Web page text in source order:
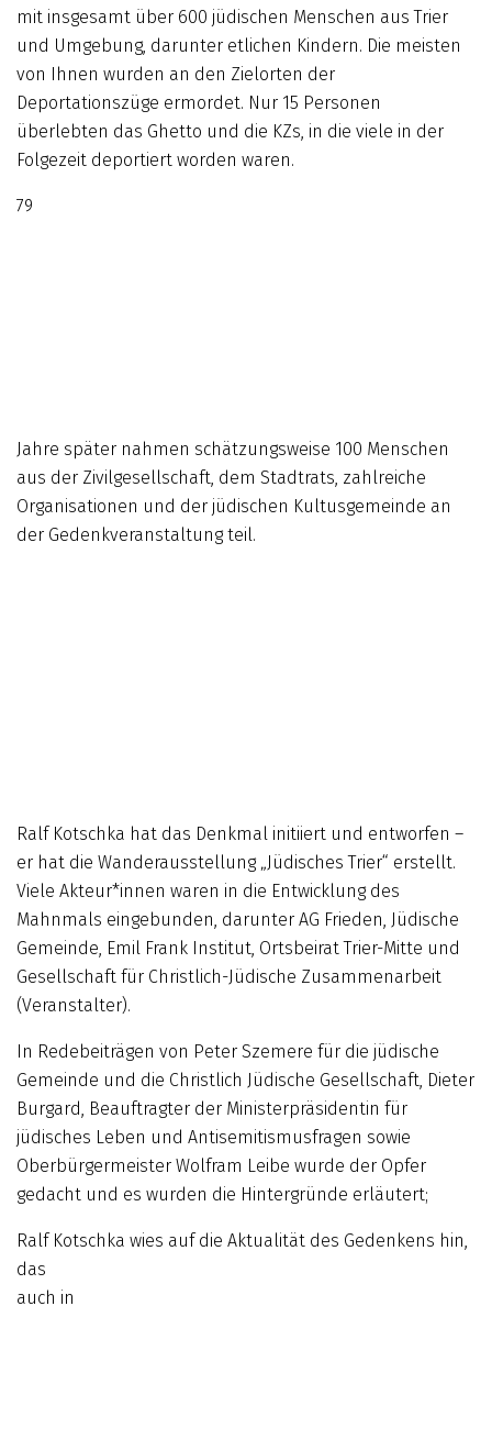
mit insgesamt über 600 jüdischen Menschen aus Trier
und Umgebung, darunter etlichen Kindern. Die meisten
von Ihnen wurden an den Zielorten der
Deportationszüge ermordet. Nur 15 Personen
überlebten das Ghetto und die KZs, in die viele in der
Folgezeit deportiert worden waren.
79
Jahre später nahmen schätzungsweise 100 Menschen
aus der Zivilgesellschaft, dem Stadtrats, zahlreiche
Organisationen und der jüdischen Kultusgemeinde an
der Gedenkveranstaltung teil.
Ralf Kotschka hat das Denkmal initiiert und entworfen –
er hat die Wanderausstellung „Jüdisches Trier“ erstellt.
Viele Akteur*innen waren in die Entwicklung des
Mahnmals eingebunden, darunter AG Frieden, Jüdische
Gemeinde, Emil Frank Institut, Ortsbeirat Trier-Mitte und
Gesellschaft für Christlich-Jüdische Zusammenarbeit
(Veranstalter).
In Redebeiträgen von Peter Szemere für die jüdische
Gemeinde und die Christlich Jüdische Gesellschaft, Dieter
Burgard, Beauftragter der Ministerpräsidentin für
jüdisches Leben und Antisemitismusfragen sowie
Oberbürgermeister Wolfram Leibe wurde der Opfer
gedacht und es wurden die Hintergründe erläutert;
Ralf Kotschka wies auf die Aktualität des Gedenkens hin,
das
auch in